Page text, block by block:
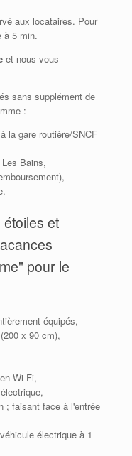
aux locataires. Pour
à 5 min.
et nous vous
sans supplément de
:
la gare routière/SNCF
Bains,
et
pour le
équipés,
x 90 cm),
en Wi-Fi,
; faisant face à l'entrée
électrique à 1